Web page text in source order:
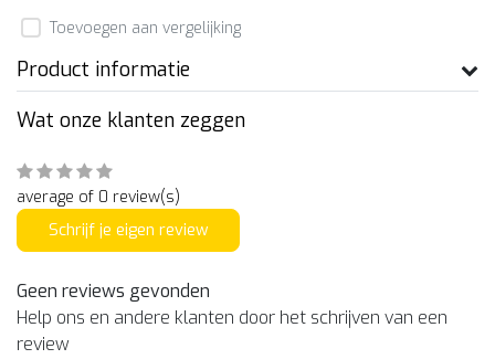
Toevoegen aan vergelijking
Product informatie
Wat onze klanten zeggen
average of 0 review(s)
Schrijf je eigen review
Geen reviews gevonden
Help ons en andere klanten door het schrijven van een
review